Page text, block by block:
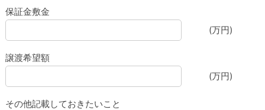
保証金敷金
(万円)
譲渡希望額
(万円)
その他記載しておきたいこと